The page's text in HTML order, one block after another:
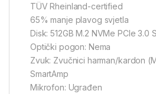
TÜV Rheinland-certified
65% manje plavog svjetla
Disk: 512GB M.2 NVMe PCIe 3.0
Optički pogon: Nema
Zvuk: Zvučnici harman/kardon
SmartAmp
Mikrofon: Ugrađen